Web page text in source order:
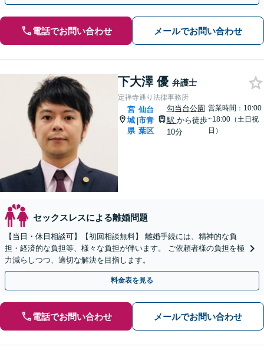
電話でお問い合わせ メールでお問い合わせ
下大澤 優 弁護士
定禅寺通り法律事務所
宮
城
県
|
仙台
市青
葉区
勾当台公園
駅 から徒歩
10分
営業時間：10:00
~18:00（土日祝
日）
セックスレスによる離婚問題
【当日・休日相談可】【初回相談無料】 離婚手続には、精神的な負
担・経済的な負担等、様々な負担が伴います。 ご依頼者様の負担を極
力減らしつつ、適切な解決を目指します。
料金表を見る
電話でお問い合わせ メールでお問い合わせ